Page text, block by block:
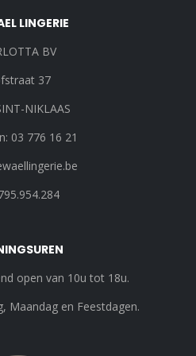
LINGERIE
BV
37
NIKLAAS
03 776 16 21
open van 10u tot 18u.
Maandag en Feestdagen.